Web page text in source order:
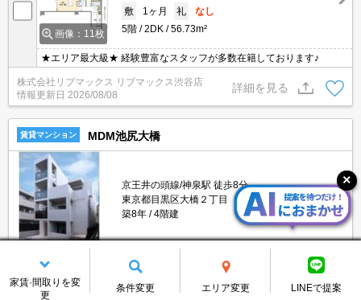
画像：11枚
敷
1ヶ月 礼
なし
5階
2DK 56.73m²
★エリア最大級★ 経験豊富なスタッフが多数在籍しております♪
株式会社リブマックス リブマックス渋谷店
情報更新日 2026/08/08
詳細を見る
賃貸マンション MDM池尻大橋
京王井の頭線/神泉駅 徒歩8分
東京都目黒区大橋２丁目
築8年
4階建
12.9万円
(管理費等：10,000円)
家賃·間取りを変
更
条件変更 エリア変更 LINEで提案